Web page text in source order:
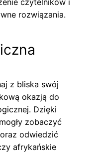
czytelników i
rozwiązania.
z bliska swój
okazją do
Dzięki
zobaczyć
odwiedzić
afrykańskie